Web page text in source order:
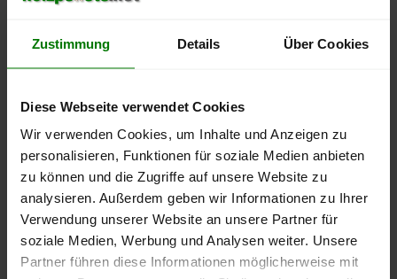
Zustimmung Details Über Cookies
Diese Webseite verwendet Cookies
Wir verwenden Cookies, um Inhalte und Anzeigen zu
personalisieren, Funktionen für soziale Medien anbieten
zu können und die Zugriffe auf unsere Website zu
analysieren. Außerdem geben wir Informationen zu Ihrer
Verwendung unserer Website an unsere Partner für
soziale Medien, Werbung und Analysen weiter. Unsere
Partner führen diese Informationen möglicherweise mit
lose Ware Sackware
September
Januar
Mai
250 €
350 €
Die aktuelle Preisentwicklung für Holzpellets in Deutschland
können Sie jederzeit auf unsererPelletspreise-Seite
nachvollziehen.